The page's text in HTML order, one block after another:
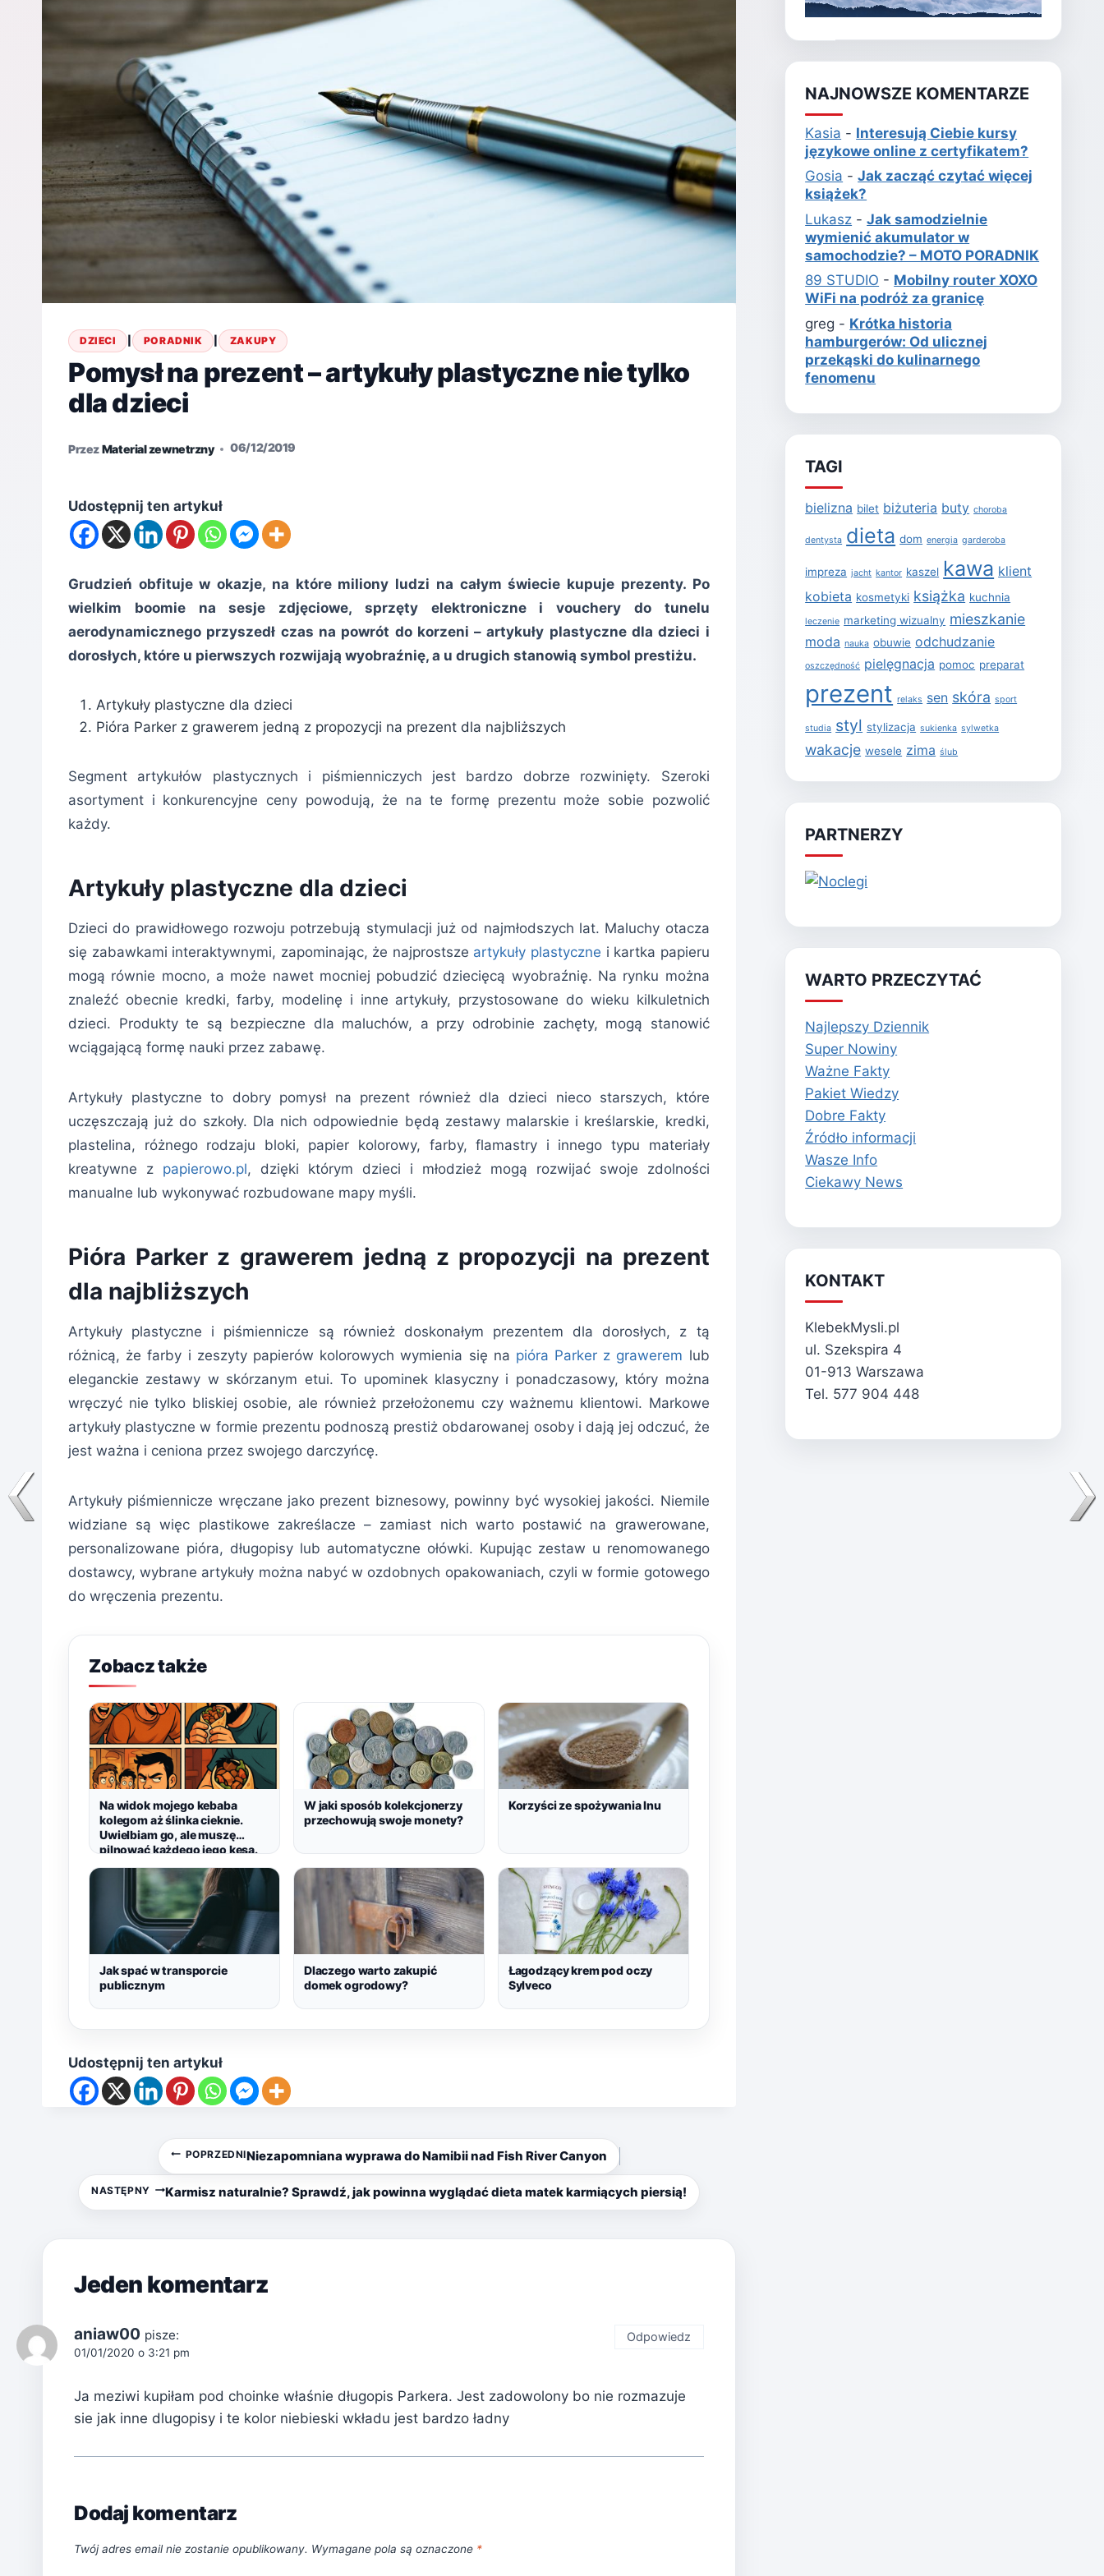
DZIECI PORADNIK ZAKUPY
Pomysł na prezent – artykuły plastyczne nie tylko
dla dzieci
PrzezMaterial zewnetrzny 06/12/2019
Udostępnij ten artykuł
Grudzień obfituje w okazje, na które miliony ludzi na całym świecie kupuje prezenty. Po
wielkim boomie na sesje zdjęciowe, sprzęty elektroniczne i vouchery do tunelu
aerodynamicznego przyszedł czas na powrót do korzeni – artykuły plastyczne dla dzieci i
dorosłych, które u pierwszych rozwijają wyobraźnię, a u drugich stanowią symbol prestiżu.
Artykuły plastyczne dla dzieci
Pióra Parker z grawerem jedną z propozycji na prezent dla najbliższych
Segment artykułów plastycznych i piśmienniczych jest bardzo dobrze rozwinięty. Szeroki
asortyment i konkurencyjne ceny powodują, że na te formę prezentu może sobie pozwolić
każdy.
Artykuły plastyczne dla dzieci
Dzieci do prawidłowego rozwoju potrzebują stymulacji już od najmłodszych lat. Maluchy otacza
się zabawkami interaktywnymi, zapominając, że najprostsze artykuły plastyczne i kartka papieru
mogą równie mocno, a może nawet mocniej pobudzić dziecięcą wyobraźnię. Na rynku można
znaleźć obecnie kredki, farby, modelinę i inne artykuły, przystosowane do wieku kilkuletnich
dzieci. Produkty te są bezpieczne dla maluchów, a przy odrobinie zachęty, mogą stanowić
wciągającą formę nauki przez zabawę.
Artykuły plastyczne to dobry pomysł na prezent również dla dzieci nieco starszych, które
uczęszczają już do szkoły. Dla nich odpowiednie będą zestawy malarskie i kreślarskie, kredki,
plastelina, różnego rodzaju bloki, papier kolorowy, farby, flamastry i innego typu materiały
kreatywne z papierowo.pl, dzięki którym dzieci i młodzież mogą rozwijać swoje zdolności
manualne lub wykonywać rozbudowane mapy myśli.
Pióra Parker z grawerem jedną z propozycji na prezent
dla najbliższych
Artykuły plastyczne i piśmiennicze są również doskonałym prezentem dla dorosłych, z tą
różnicą, że farby i zeszyty papierów kolorowych wymienia się na pióra Parker z grawerem lub
eleganckie zestawy w skórzanym etui. To upominek klasyczny i ponadczasowy, który można
wręczyć nie tylko bliskiej osobie, ale również przełożonemu czy ważnemu klientowi. Markowe
artykuły plastyczne w formie prezentu podnoszą prestiż obdarowanej osoby i dają jej odczuć, że
jest ważna i ceniona przez swojego darczyńcę.
Artykuły piśmiennicze wręczane jako prezent biznesowy, powinny być wysokiej jakości. Niemile
widziane są więc plastikowe zakreślacze – zamiast nich warto postawić na grawerowane,
personalizowane pióra, długopisy lub automatyczne ołówki. Kupując zestaw u renomowanego
dostawcy, wybrane artykuły można nabyć w ozdobnych opakowaniach, czyli w formie gotowego
do wręczenia prezentu.
Zobacz także
Na widok mojego kebaba
kolegom aż ślinka cieknie.
Uwielbiam go, ale muszę
pilnować każdego jego kęsa.
W jaki sposób kolekcjonerzy
przechowują swoje monety?
Korzyści ze spożywania lnu
Jak spać w transporcie
publicznym
Dlaczego warto zakupić
domek ogrodowy?
Łagodzący krem pod oczy
Sylveco
Udostępnij ten artykuł
wpisu
POPRZEDNINiezapomniana wyprawa do Namibii nad Fish River Canyon
NASTĘPNY Karmisz naturalnie? Sprawdź, jak powinna wyglądać dieta matek karmiących piersią!
Jeden komentarz
aniaw00 pisze:
01/01/2020 o 3:21 pm
Ja meziwi kupiłam pod choinke właśnie długopis Parkera. Jest zadowolony bo nie rozmazuje
sie jak inne dlugopisy i te kolor niebieski wkładu jest bardzo ładny
Odpowiedz
Dodaj komentarz
Twój adres email nie zostanie opublikowany. Wymagane pola są oznaczone *
NAJNOWSZE KOMENTARZE
Kasia - Interesują Ciebie kursy
językowe online z certyfikatem?
Gosia -Jak zacząć czytać więcej
książek?
Lukasz -Jak samodzielnie
wymienić akumulator w
samochodzie? – MOTO PORADNIK
89 STUDIO - Mobilny router XOXO
WiFi na podróż za granicę
greg - Krótka historia
hamburgerów: Od ulicznej
przekąski do kulinarnego
fenomenu
TAGI
bielizna bilet biżuteria buty choroba
dentysta dieta dom energia garderoba
impreza jacht kantor kaszel kawa klient
kobieta kosmetyki książka kuchnia
leczenie marketing wizualny mieszkanie
moda nauka obuwie odchudzanie
oszczędność pielęgnacja pomoc preparat
prezent relaks sen skóra sport
studia styl stylizacja sukienka sylwetka
wakacje wesele zima ślub
PARTNERZY
WARTO PRZECZYTAĆ
Najlepszy Dziennik
Super Nowiny
Ważne Fakty
Pakiet Wiedzy
Dobre Fakty
Źródło informacji
Wasze Info
Ciekawy News
KONTAKT
KlebekMysli.pl
ul. Szekspira 4
01-913 Warszawa
Tel. 577 904 448